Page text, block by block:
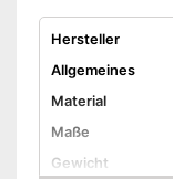
Hersteller
Allgemeines
Material
Maße
Gewicht